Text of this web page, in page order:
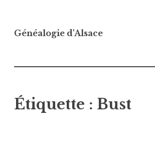
au
Généalogie d'Alsace
Étiquette : Bust